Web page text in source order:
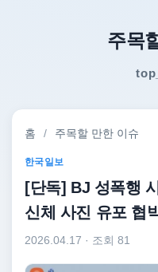
주목
홈 / 주목할 만한 이슈
한국일보
[단독] BJ 성폭행
신체 사진 유포 협
2026.04.17 · 조회 81